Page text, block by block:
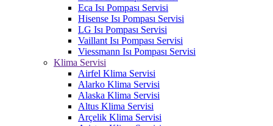
Eca Isı Pompası Servisi
Hisense Isı Pompası Servisi
LG Isı Pompası Servisi
Vaillant Isı Pompası Servisi
Viessmann Isı Pompası Servisi
Klima Servisi
Airfel Klima Servisi
Alarko Klima Servisi
Alaska Klima Servisi
Altus Klima Servisi
Arçelik Klima Servisi